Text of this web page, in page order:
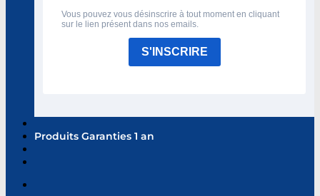
Vous pouvez vous désinscrire à tout moment en cliquant
sur le lien présent dans nos emails.
S'INSCRIRE
Produits Garanties 1 an